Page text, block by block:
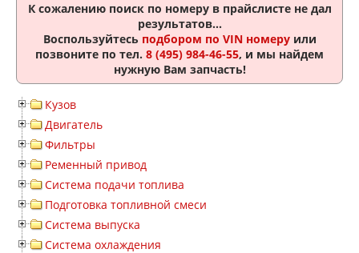
К сожалению поиск по номеру в прайслисте не дал
результатов...
Воспользуйтесь подбором по VIN номеруили
позвоните по тел. 8 (495) 984-46-55, и мы найдем
нужную Вам запчасть!
Кузов
Двигатель
Фильтры
Ременный привод
Система подачи топлива
Подготовка топливной смеси
Система выпуска
Система охлаждения